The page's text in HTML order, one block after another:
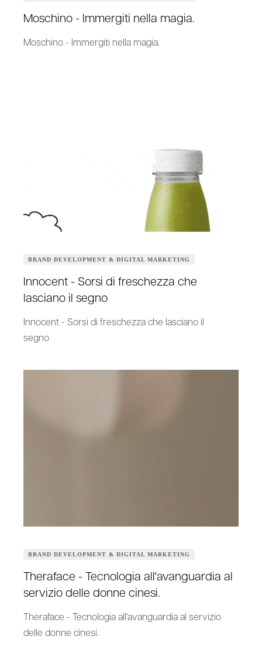
Moschino - Immergiti nella magia.
Moschino - Immergiti nella magia.
BRAND DEVELOPMENT & DIGITAL MARKETING
Innocent - Sorsi di freschezza che
lasciano il segno
Innocent - Sorsi di freschezza che lasciano il
segno
BRAND DEVELOPMENT & DIGITAL MARKETING
Theraface - Tecnologia all'avanguardia al
servizio delle donne cinesi.
Theraface - Tecnologia all'avanguardia al servizio
delle donne cinesi.